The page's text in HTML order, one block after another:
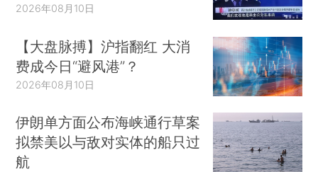
2026年08月10日
【大盘脉搏】沪指翻红 大消
费成今日“避风港”？
2026年08月10日
伊朗单方面公布海峡通行草案
拟禁美以与敌对实体的船只过
航